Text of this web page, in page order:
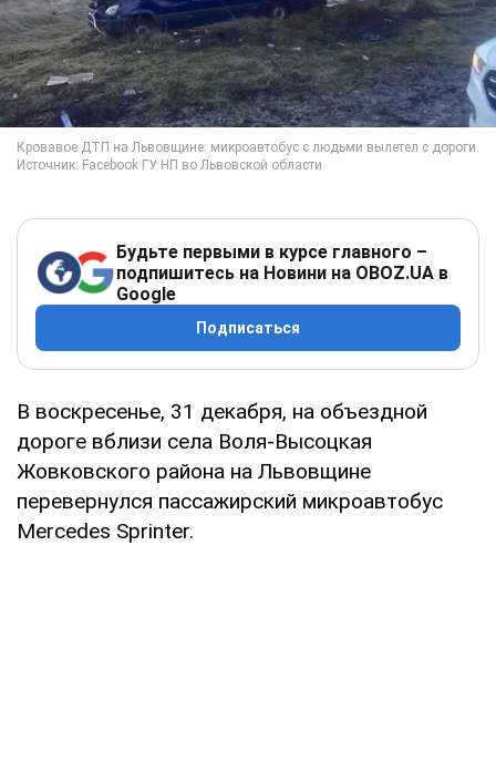
Будьте первыми в курсе главного –
подпишитесь на Новини на OBOZ.UA в
Google
Подписаться
В воскресенье, 31 декабря, на объездной
дороге вблизи села Воля-Высоцкая
Жовковского района на Львовщине
перевернулся пассажирский микроавтобус
Mercedes Sprinter.